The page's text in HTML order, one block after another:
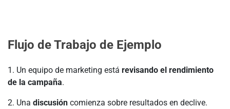
Flujo de Trabajo de Ejemplo
1. Un equipo de marketing está revisando el rendimiento
de la campaña.
2. Una discusión comienza sobre resultados en declive.